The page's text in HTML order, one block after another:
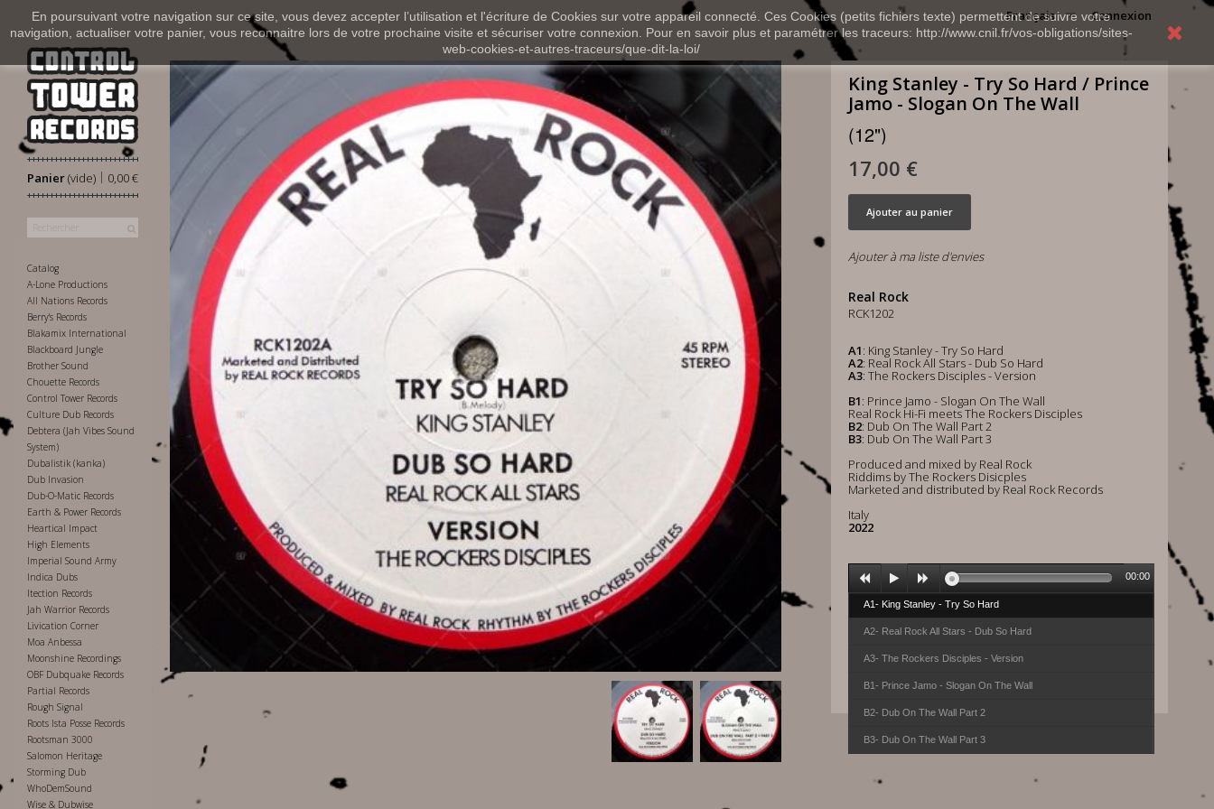
En poursuivant votre navigation sur ce site, vous devez accepter l’utilisation et l'écriture de Cookies sur votre appareil connecté. Ces Cookies (petits fichiers texte) permettent de suivre votre
navigation, actualiser votre panier, vous reconnaitre lors de votre prochaine visite et sécuriser votre connexion. Pour en savoir plus et paramétrer les traceurs: http://www.cnil.fr/vos-obligations/sites-
web-cookies-et-autres-traceurs/que-dit-la-loi/
Connexion
Français
Panier 0,00 €
|
(vide)
Catalog
A-Lone Productions
All Nations Records
Berry's Records
Blakamix International
Blackboard Jungle
Brother Sound
Chouette Records
Control Tower Records
Culture Dub Records
Debtera (Jah Vibes Sound
System)
Dubalistik (kanka)
Dub Invasion
Dub-O-Matic Records
Earth & Power Records
Heartical Impact
High Elements
Imperial Sound Army
Indica Dubs
Itection Records
Jah Warrior Records
Livication Corner
Moa Anbessa
Moonshine Recordings
OBF Dubquake Records
Partial Records
Rough Signal
Roots Ista Posse Records
Rootsman 3000
Salomon Heritage
Storming Dub
WhoDemSound
Wise & Dubwise
King Stanley - Try So Hard / Prince
Jamo - Slogan On The Wall
(12")
17,00 €
Ajouter au panier
Ajouter à ma liste d'envies
Real Rock
RCK1202
A1: King Stanley - Try So Hard
A2: Real Rock All Stars - Dub So Hard
A3: The Rockers Disciples - Version
B1: Prince Jamo - Slogan On The Wall
Real Rock Hi-Fi meets The Rockers Disciples
B2: Dub On The Wall Part 2
B3: Dub On The Wall Part 3
Produced and mixed by Real Rock
Riddims by The Rockers Disicples
Marketed and distributed by Real Rock Records
Italy
2022
A1- King Stanley - Try So Hard
A2- Real Rock All Stars - Dub So Hard
A3- The Rockers Disciples - Version
B1- Prince Jamo - Slogan On The Wall
B2- Dub On The Wall Part 2
B3- Dub On The Wall Part 3
00:00